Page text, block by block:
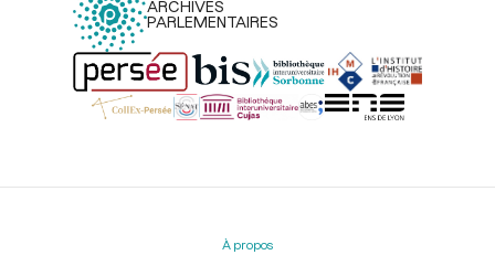
ARCHIVES
PARLEMENTAIRES
Menu
À propos